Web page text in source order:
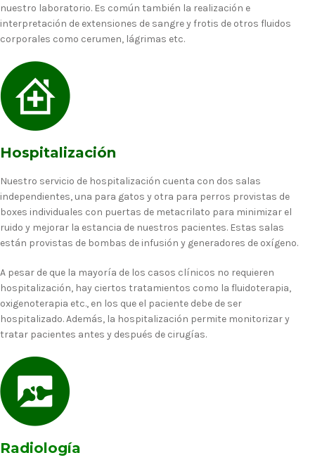
nuestro laboratorio. Es común también la realización e
interpretación de extensiones de sangre y frotis de otros fluidos
corporales como cerumen, lágrimas etc.
Hospitalización
Nuestro servicio de hospitalización cuenta con dos salas
independientes, una para gatos y otra para perros provistas de
boxes individuales con puertas de metacrilato para minimizar el
ruido y mejorar la estancia de nuestros pacientes. Estas salas
están provistas de bombas de infusión y generadores de oxígeno.
A pesar de que la mayoría de los casos clínicos no requieren
hospitalización, hay ciertos tratamientos como la fluidoterapia,
oxigenoterapia etc., en los que el paciente debe de ser
hospitalizado. Además, la hospitalización permite monitorizar y
tratar pacientes antes y después de cirugías.
Radiología